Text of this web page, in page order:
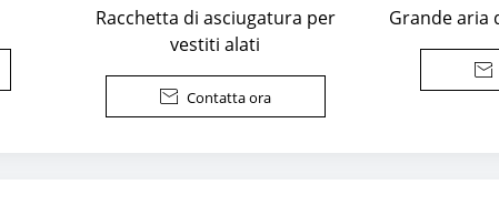
Racchetta di asciugatura per
vestiti alati
 Contatta ora
Grande aria
